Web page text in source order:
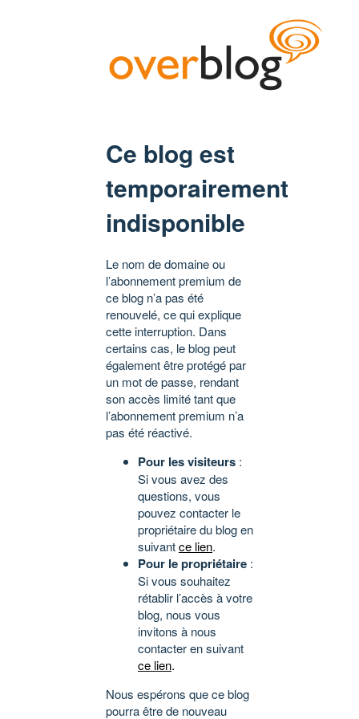
Ce blog est
temporairement
indisponible
Le nom de domaine ou
l’abonnement premium de
ce blog n’a pas été
renouvelé, ce qui explique
cette interruption. Dans
certains cas, le blog peut
également être protégé par
un mot de passe, rendant
son accès limité tant que
l’abonnement premium n’a
pas été réactivé.
Pour les visiteurs :
Si vous avez des
questions, vous
pouvez contacter le
propriétaire du blog en
suivantce lien.
Pour le propriétaire :
Si vous souhaitez
rétablir l’accès à votre
blog, nous vous
invitons à nous
contacter en suivant
ce lien.
Nous espérons que ce blog
pourra être de nouveau